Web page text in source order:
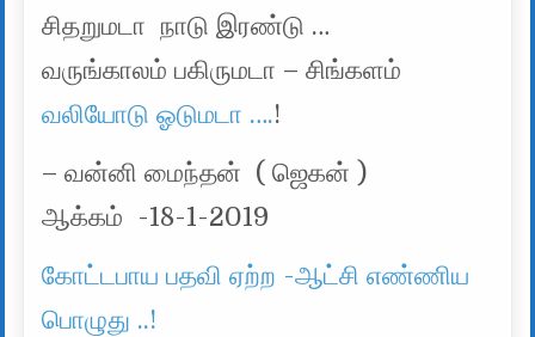
சிதறுமடா நாடு இரண்டு …
வருங்காலம் பகிருமடா – சிங்களம்
வலியோடு ஓடுமடா ….!
– வன்னி மைந்தன் ( ஜெகன் )
ஆக்கம் -18-1-2019
கோட்டபாய பதவி ஏற்ற -ஆட்சி எண்ணிய
பொழுது ..!